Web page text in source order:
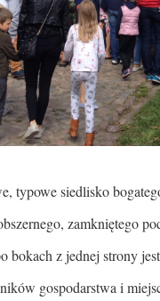
typowe siedlisko
zamkniętego
bokach z jednej strony
gospodarstwa i